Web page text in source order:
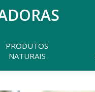
PRODUTOS
NATURAIS